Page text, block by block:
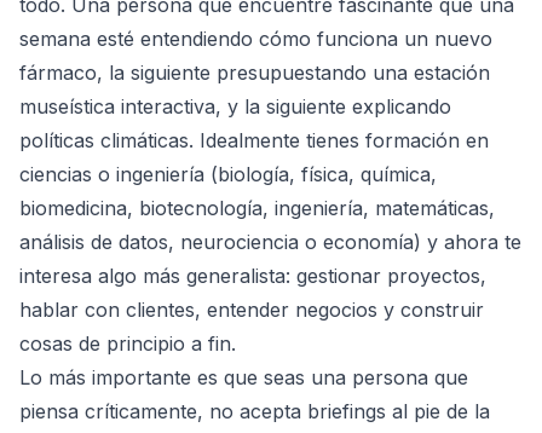
todo. Una persona que encuentre fascinante que una
semana esté entendiendo cómo funciona un nuevo
fármaco, la siguiente presupuestando una estación
museística interactiva, y la siguiente explicando
políticas climáticas. Idealmente tienes formación en
ciencias o ingeniería (biología, física, química,
biomedicina, biotecnología, ingeniería, matemáticas,
análisis de datos, neurociencia o economía) y ahora te
interesa algo más generalista: gestionar proyectos,
hablar con clientes, entender negocios y construir
cosas de principio a fin.
Lo más importante es que seas una persona que
piensa críticamente, no acepta briefings al pie de la